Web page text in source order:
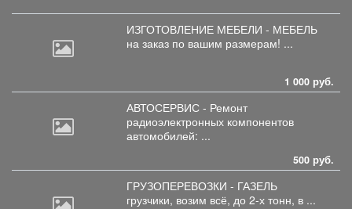
ИЗГОТОВЛЕНИЕ МЕБЕЛИ - МЕБЕЛЬ
на заказ по вашим размерам! ...
1 000 руб.
АВТОСЕРВИС - Ремонт
радиоэлектронных компонентов
автомобилей: ...
500 руб.
ГРУЗОПЕРЕВОЗКИ - ГАЗЕЛЬ
грузчики, возим всё, до 2-х тонн, в ...